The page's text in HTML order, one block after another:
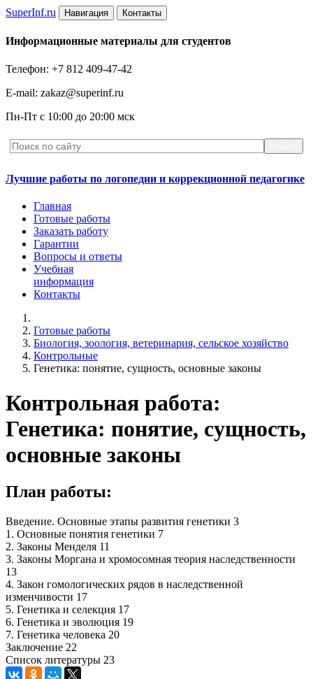
SuperInf.ru Навигация Контакты
Информационные материалы для студентов
Телефон: +7 812 409-47-42
E-mail: zakaz@superinf.ru
Пн-Пт с 10:00 до 20:00 мск
Лучшие работы по логопедии и коррекционной педагогике
Главная
Готовые работы
Заказать работу
Гарантии
Вопросы и ответы
Учебная
информация
Контакты
Готовые работы
Биология, зоология, ветеринария, сельское хозяйство
Контрольные
Генетика: понятие, сущность, основные законы
Контрольная работа:
Генетика: понятие, сущность,
основные законы
План работы:
Введение. Основные этапы развития генетики 3
1. Основные понятия генетики 7
2. Законы Менделя 11
3. Законы Моргана и хромосомная теория наследственности
13
4. Закон гомологических рядов в наследственной
изменчивости 17
5. Генетика и селекция 17
6. Генетика и эволюция 19
7. Генетика человека 20
Заключение 22
Список литературы 23